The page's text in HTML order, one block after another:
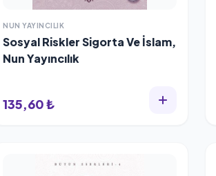
NUN YAYINCILIK
Sosyal Riskler Sigorta Ve İslam,
Nun Yayıncılık
135,60 ₺